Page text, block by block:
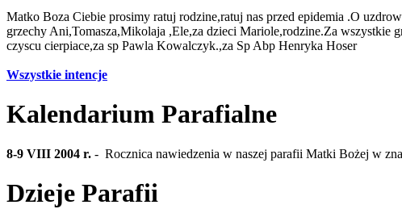
Matko Boza Ciebie prosimy ratuj rodzine,ratuj nas przed epidemia .O
grzechy Ani,Tomasza,Mikolaja ,Ele,za dzieci Mariole,rodzine.Za
czyscu cierpiace,za sp Pawla Kowalczyk.,za Sp Abp Henryka Hoser
Wszystkie intencje
Kalendarium Parafialne
8-9 VIII 2004 r. - Rocznica nawiedzenia w naszej parafii Matki Bożej w
Dzieje Parafii